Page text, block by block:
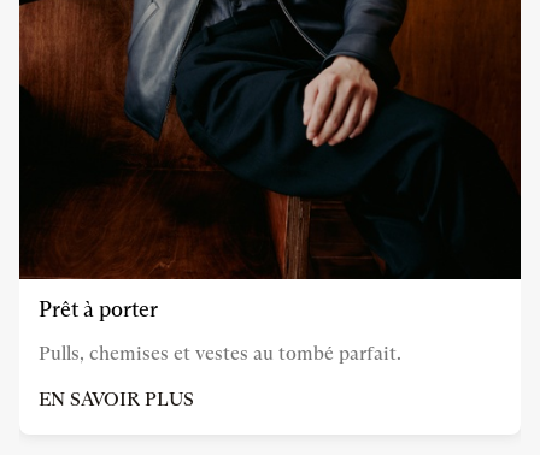
Prêt à porter
Pulls, chemises et vestes au tombé parfait.
EN SAVOIR PLUS